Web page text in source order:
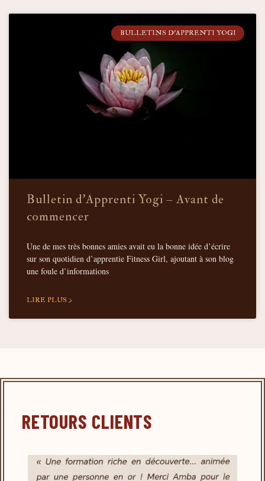
BULLETINS D'APPRENTI YOGI
Bulletin d’Apprenti Yogi – Avant de
commencer
Une de mes très bonnes amies avait eu la bonne idée d’écrire
sur son quotidien d’apprentie Fitness Girl, ajoutant à son blog
une foule d’informations
LIRE PLUS >
RETOURS CLIENTS